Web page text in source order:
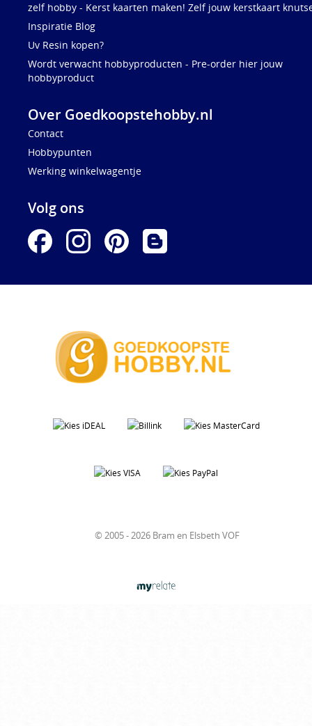
zelf hobby - Kerst kaarten maken! Zelf jouw kerstkaart
Inspiratie Blog
Uv Resin kopen?
Wordt verwacht hobbyproducten - Pre-order hier jouw
hobbyproduct
Over Goedkoopstehobby.nl
Contact
Hobbypunten
Werking winkelwagentje
Volg ons
© 2005 - 2026 Bram en Elsbeth VOF